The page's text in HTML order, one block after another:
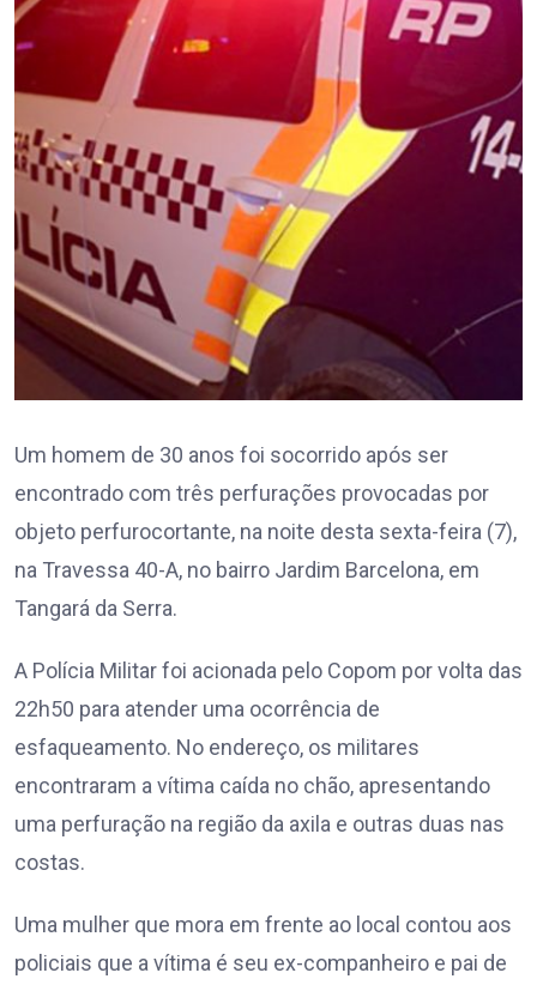
Um homem de 30 anos foi socorrido após ser
encontrado com três perfurações provocadas por
objeto perfurocortante, na noite desta sexta-feira (7),
na Travessa 40-A, no bairro Jardim Barcelona, em
Tangará da Serra.
A Polícia Militar foi acionada pelo Copom por volta das
22h50 para atender uma ocorrência de
esfaqueamento. No endereço, os militares
encontraram a vítima caída no chão, apresentando
uma perfuração na região da axila e outras duas nas
costas.
Uma mulher que mora em frente ao local contou aos
policiais que a vítima é seu ex-companheiro e pai de